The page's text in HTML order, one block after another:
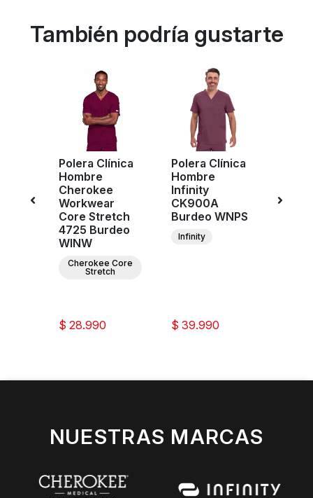
También podría gustarte
Polera Clínica
Hombre
Cherokee
Workwear
Core Stretch
4725 Burdeo
WINW
Cherokee Core
Stretch
$ 28.990
Polera Clínica
Hombre
Infinity
CK900A
Burdeo WNPS
Infinity
$ 39.990
NUESTRAS MARCAS